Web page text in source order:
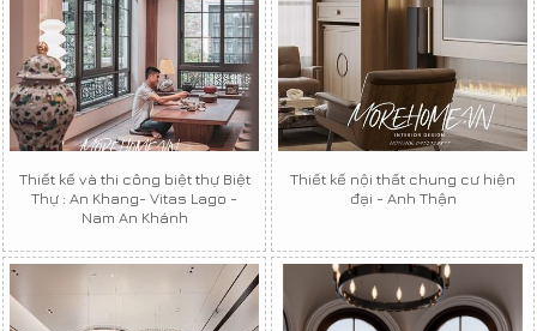
Thiết kế và thi công biệt thự Biệt
Thự : An Khang- Vitas Lago -
Nam An Khánh
Thiết kế nội thất chung cư hiện
đại - Anh Thận